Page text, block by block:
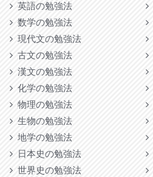
英語の勉強法
数学の勉強法
現代文の勉強法
古文の勉強法
漢文の勉強法
化学の勉強法
物理の勉強法
生物の勉強法
地学の勉強法
日本史の勉強法
世界史の勉強法